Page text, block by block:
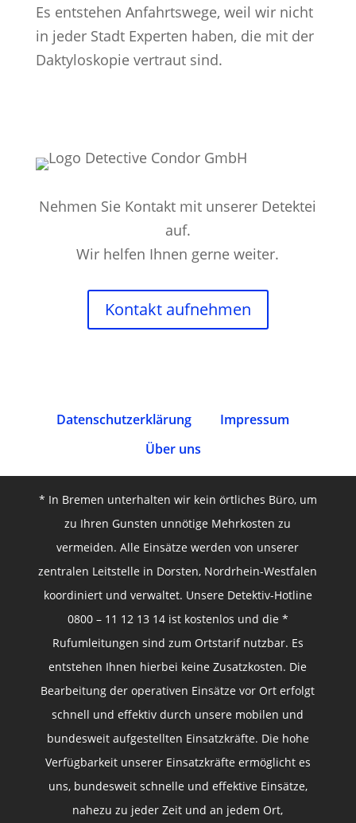
Es entstehen Anfahrtswege, weil wir nicht
in jeder Stadt Experten haben, die mit der
Daktyloskopie vertraut sind.
Nehmen Sie Kontakt mit unserer Detektei
auf.
Wir helfen Ihnen gerne weiter.
Kontakt aufnehmen
Datenschutz­erklärung
Impressum
Über uns
* In Bremen unterhalten wir kein örtliches Büro, um
zu Ihren Gunsten unnötige Mehrkosten zu
vermeiden. Alle Einsätze werden von unserer
zentralen Leitstelle in Dorsten, Nordrhein-Westfalen
koordiniert und verwaltet. Unsere Detektiv-Hotline
0800 – 11 12 13 14 ist kostenlos und die *
Rufumleitungen sind zum Ortstarif nutzbar. Es
entstehen Ihnen hierbei keine Zusatzkosten. Die
Bearbeitung der operativen Einsätze vor Ort erfolgt
schnell und effektiv durch unsere mobilen und
bundesweit aufgestellten Einsatzkräfte. Die hohe
Verfügbarkeit unserer Einsatzkräfte ermöglicht es
uns, bundesweit schnelle und effektive Einsätze,
nahezu zu jeder Zeit und an jedem Ort,